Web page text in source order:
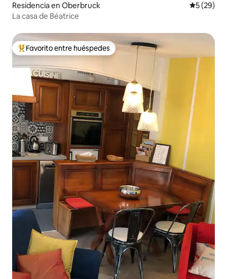
Residencia en Oberbruck
5 (29)
La casa de Béatrice
De los mejores en Favorito entre huéspedes
Favorito entre huéspedes